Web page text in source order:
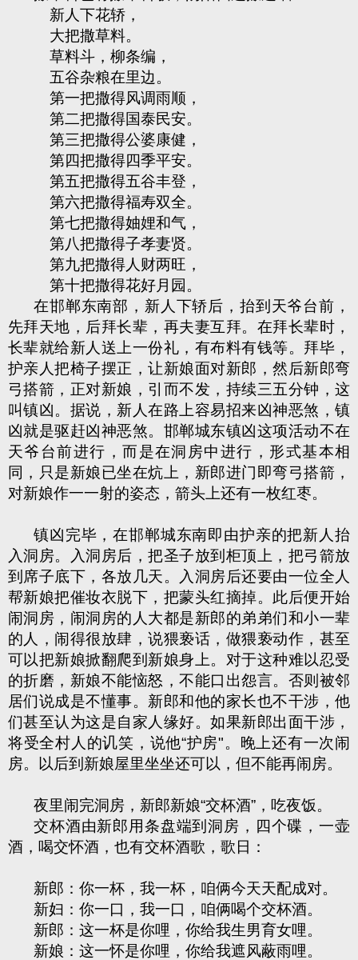
新人下花轿，
大把撒草料。
草料斗，柳条编，
五谷杂粮在里边。
第一把撒得风调雨顺，
第二把撒得国泰民安。
第三把撒得公婆康健，
第四把撒得四季平安。
第五把撒得五谷丰登，
第六把撒得福寿双全。
第七把撒得妯娌和气，
第八把撒得子孝妻贤。
第九把撒得人财两旺，
第十把撒得花好月园。
在邯郸东南部，新人下轿后，抬到天爷台前，
先拜天地，后拜长辈，再夫妻互拜。在拜长辈时，
长辈就给新人送上一份礼，有布料有钱等。拜毕，
护亲人把椅子摆正，让新娘面对新郎，然后新郎弯
弓搭箭，正对新娘，引而不发，持续三五分钟，这
叫镇凶。据说，新人在路上容易招来凶神恶煞，镇
凶就是驱赶凶神恶煞。邯郸城东镇凶这项活动不在
天爷台前进行，而是在洞房中进行，形式基本相
同，只是新娘已坐在炕上，新郎进门即弯弓搭箭，
对新娘作一一射的姿态，箭头上还有一枚红枣。
镇凶完毕，在邯郸城东南即由护亲的把新人抬
入洞房。入洞房后，把圣子放到柜顶上，把弓箭放
到席子底下，各放几天。入洞房后还要由一位全人
帮新娘把催妆衣脱下，把蒙头红摘掉。此后便开始
闹洞房，闹洞房的人大都是新郎的弟弟们和小一辈
的人，闹得很放肆，说猥亵话，做猥亵动作，甚至
可以把新娘掀翻爬到新娘身上。对于这种难以忍受
的折磨，新娘不能恼怒，不能口出怨言。否则被邻
居们说成是不懂事。新郎和他的家长也不干涉，他
们甚至认为这是自家人缘好。如果新郎出面干涉，
将受全村人的讥笑，说他“护房"。晚上还有一次闹
房。以后到新娘屋里坐坐还可以，但不能再闹房。
夜里闹完洞房，新郎新娘“交杯酒”，吃夜饭。
交杯酒由新郎用条盘端到洞房，四个碟，一壶
酒，喝交怀酒，也有交杯酒歌，歌日：
新郎：你一杯，我一杯，咱俩今天天配成对。
新妇：你一口，我一口，咱俩喝个交杯酒。
新郎：这一杯是你哩，你给我生男育女哩。
新娘：这一怀是你哩，你给我遮风蔽雨哩。